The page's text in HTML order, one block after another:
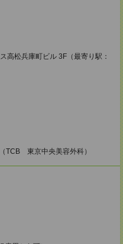
高松兵庫町ビル 3F（最寄り駅：
TCB 東京中央美容外科）